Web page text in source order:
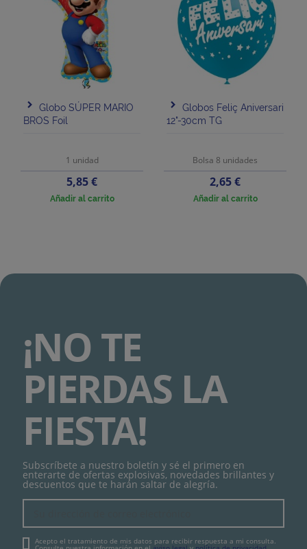
Globo SÚPER MARIO
BROS Foil
1 unidad
Precio
5,85 €
Añadir al carrito
Globos Feliç Aniversari
12"-30cm TG
Bolsa 8 unidades
Precio
2,65 €
Añadir al carrito
¡NO TE
PIERDAS LA
FIESTA!
Subscríbete a nuestro boletín y sé el primero en
enterarte de ofertas explosivas, novedades brillantes y
descuentos que te harán saltar de alegría.
Acepto el tratamiento de mis datos para recibir respuesta a mi consulta.